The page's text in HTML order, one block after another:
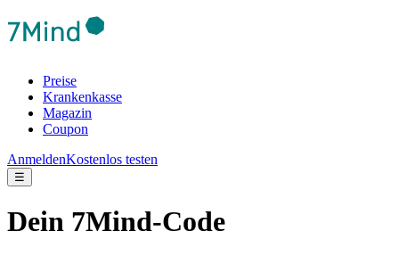
Preise
Krankenkasse
Magazin
Coupon
AnmeldenKostenlos testen
☰
Dein 7Mind-Code